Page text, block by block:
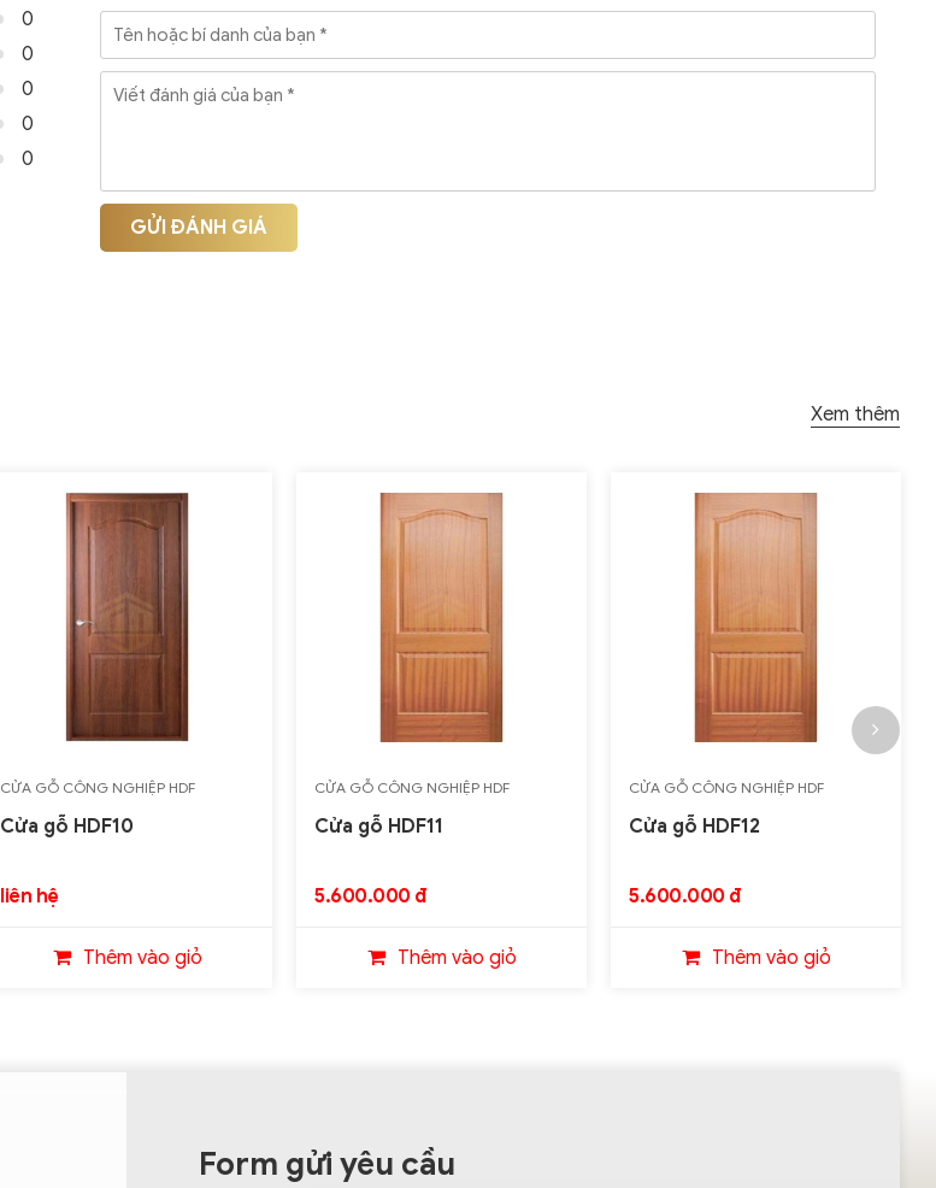
0
0
0
0
0
GỬI ĐÁNH GIÁ
Xem thêm
CỬA GỖ CÔNG NGHIỆP HDF
Cửa gỗ HDF10
liên hệ
Thêm vào giỏ
CỬA GỖ CÔNG NGHIỆP HDF
Cửa gỗ HDF11
5.600.000 đ
Thêm vào giỏ
CỬA GỖ CÔNG NGHIỆP HDF
Cửa gỗ HDF12
5.600.000 đ
Thêm vào giỏ
Form gửi yêu cầu